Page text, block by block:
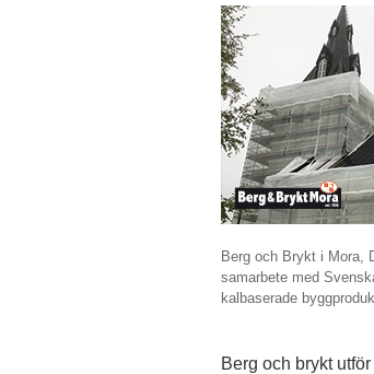
Berg och Brykt i Mora,
samarbete med
kalbaserade
Berg och brykt